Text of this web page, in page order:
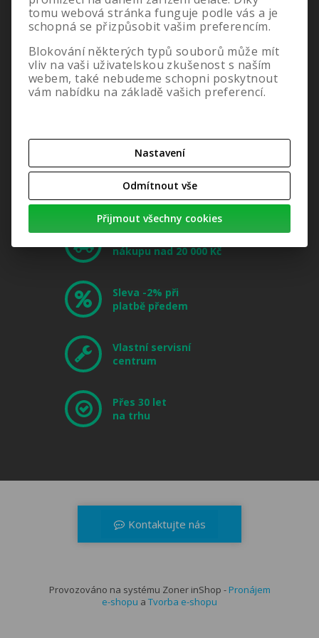
Doprava zdarma při
nákupu nad 20 000 Kč
Sleva -2% při
platbě předem
Vlastní servisní
centrum
Přes 30 let
na trhu
Kontaktujte nás
Kontaktní formulář
Provozováno na systému Zoner inShop - Pronájem
e-shopu a Tvorba e-shopu
tomu webová stránka funguje podle vás a je
schopná se přizpůsobit vašim preferencím.
Blokování některých typů souborů může mít
vliv na vaši uživatelskou zkušenost s naším
webem, také nebudeme schopni poskytnout
vám nabídku na základě vašich preferencí.
Nastavení
Odmítnout vše
Přijmout všechny cookies